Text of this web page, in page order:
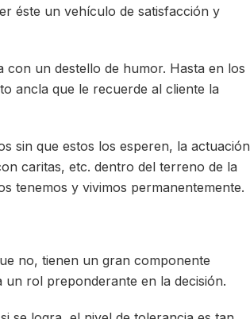
éste un vehículo de satisfacción y
con un destello de humor. Hasta en los
ancla que le recuerde al cliente la
sin que estos los esperen, la actuación
caritas, etc. dentro del terreno de la
tenemos y vivimos permanentemente.
no, tienen un gran componente
rol preponderante en la decisión.